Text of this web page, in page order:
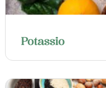
Potassio